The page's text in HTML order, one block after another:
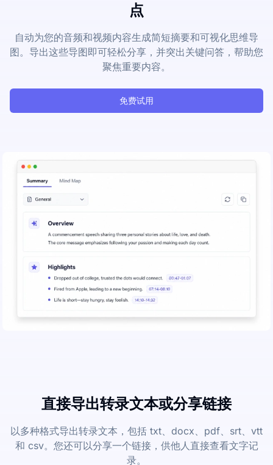
点
自动为您的音频和视频内容生成简短摘要和可视化思维导
图。导出这些导图即可轻松分享，并突出关键问答，帮助您
聚焦重要内容。
免费试用
直接导出转录文本或分享链接
以多种格式导出转录文本，包括 txt、docx、pdf、srt、vtt
和 csv。您还可以分享一个链接，供他人直接查看文字记
录。